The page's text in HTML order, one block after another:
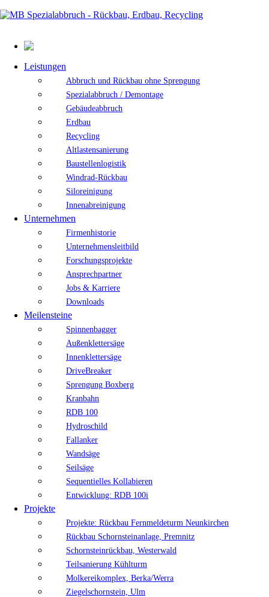
Leistungen
Abbruch und Rückbau ohne Sprengung
Spezialabbruch / Demontage
Gebäudeabbruch
Erdbau
Recycling
Altlastensanierung
Baustellenlogistik
Windrad-Rückbau
Siloreinigung
Innenabreinigung
Unternehmen
Firmenhistorie
Unternehmensleitbild
Forschungsprojekte
Ansprechpartner
Jobs & Karriere
Downloads
Meilensteine
Spinnenbagger
Außenklettersäge
Innenklettersäge
DriveBreaker
Sprengung Boxberg
Kranbahn
RDB 100
Hydroschild
Fallanker
Wandsäge
Seilsäge
Sequentielles Kollabieren
Entwicklung: RDB 100i
Projekte
Projekte: Rückbau Fernmeldeturm Neunkirchen
Rückbau Schornsteinanlage, Premnitz
Schornsteinrückbau, Westerwald
Teilsanierung Kühlturm
Molkereikomplex, Berka/Werra
Ziegelschornstein, Ulm